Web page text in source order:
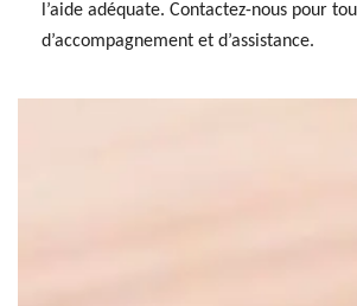
l’aide adéquate. Contactez-nous pour
d’accompagnement et d’assistance.